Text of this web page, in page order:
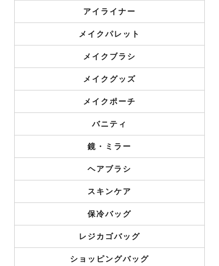
アイライナー
メイクパレット
メイクブラシ
メイクグッズ
メイクポーチ
バニティ
鏡・ミラー
ヘアブラシ
スキンケア
保冷バッグ
レジカゴバッグ
ショッピングバッグ